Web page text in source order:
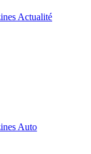
Actualité
Auto